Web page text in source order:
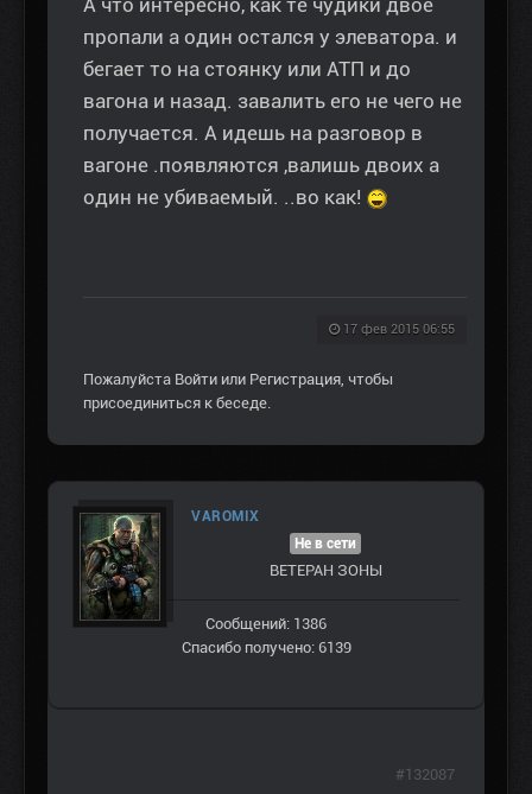
пропали а один остался у элеватора. и
бегает то на стоянку или АТП и до
вагона и назад. завалить его не чего не
получается. А идешь на разговор в
вагоне .появляются ,валишь двоих а
один не убиваемый. ..во как!
17 фев 2015 06:55
Пожалуйста Войти или Регистрация , чтобы
присоединиться к беседе.
VAROMIX
Не в сети
ВЕТЕРАН ЗOНЫ
Сообщений: 1386
Спасибо получено: 6139
#132087